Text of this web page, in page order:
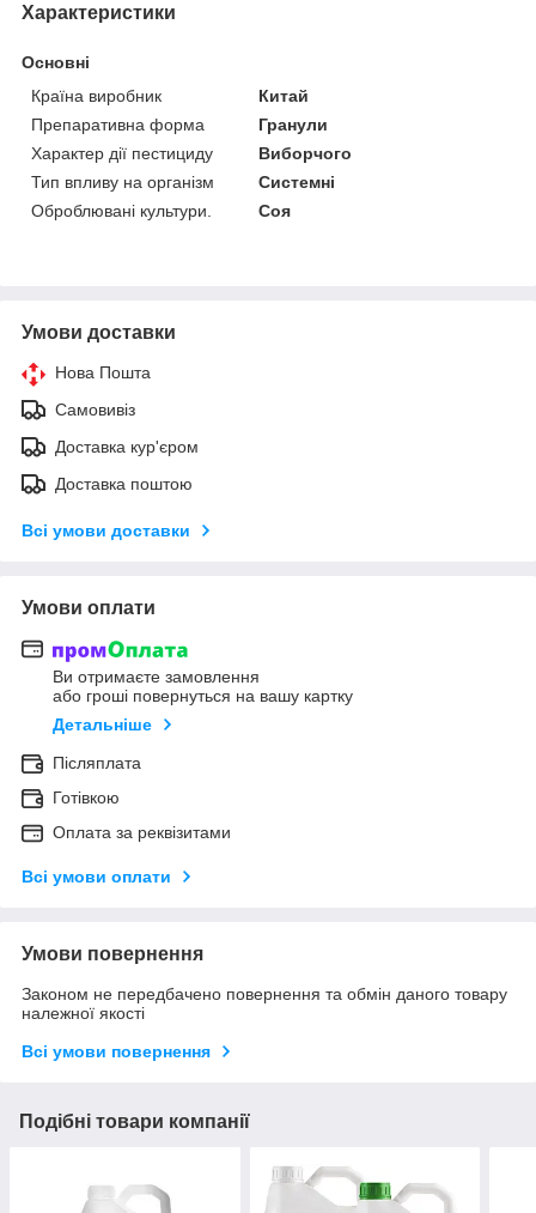
Характеристики
Основні
Країна виробник
Китай
Препаративна форма
Гранули
Характер дії пестициду
Виборчого
Тип впливу на організм
Системні
Оброблювані культури.
Соя
Умови доставки
Нова Пошта
Самовивіз
Доставка кур'єром
Доставка поштою
Всі умови доставки
Умови оплати
Ви отримаєте замовлення
або гроші повернуться на вашу картку
Детальніше
Післяплата
Готівкою
Оплата за реквізитами
Всі умови оплати
Умови повернення
Законом не передбачено повернення та обмін даного товару
належної якості
Всі умови повернення
Подібні товари компанії